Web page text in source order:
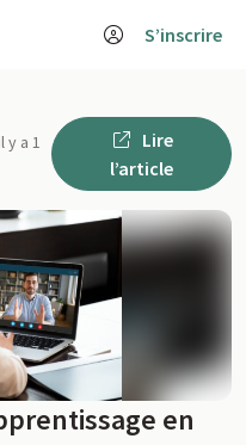
S’inscrire
y a 1
Lire
l’article
en